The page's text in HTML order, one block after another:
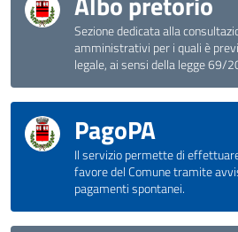
Sezione dedicata alla
amministrativi per i quali è
legale, ai sensi della legge 69/
PagoPA
Il servizio permette di
favore del Comune tramite
pagamenti spontanei.